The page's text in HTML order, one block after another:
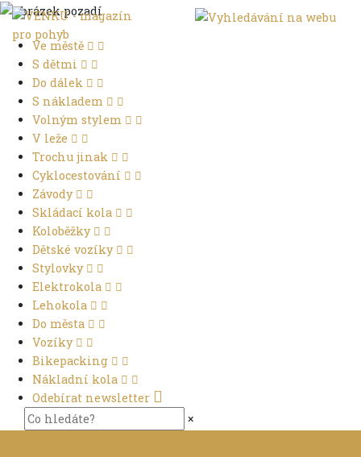
Ve městě
S dětmi
Do dálek
S nákladem
Volným stylem
V leže
Trochu jinak
Cyklocestování
Závody
Skládací kola
Koloběžky
Dětské vozíky
Stylovky
Elektrokola
Lehokola
Do města
Vozíky
Bikepacking
Nákladní kola
Odebírat newsletter
×